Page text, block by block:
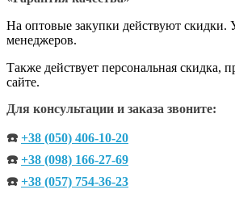
На оптовые закупки действуют скидки.
менеджеров.
Также действует персональная скидка,
сайте.
Для консультации и заказа звоните:
☎️ +38 (050) 406-10-20
☎️ +38 (098) 166-27-69
☎️ +38 (057) 754-36-23